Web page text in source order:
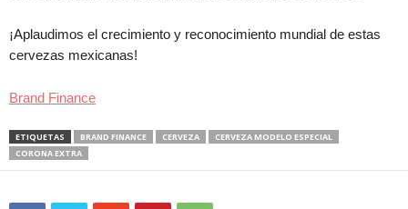
¡Aplaudimos el crecimiento y reconocimiento mundial de estas
cervezas mexicanas!
Brand Finance
ETIQUETAS BRAND FINANCE CERVEZA
CERVEZA MODELO ESPECIAL
CORONA EXTRA